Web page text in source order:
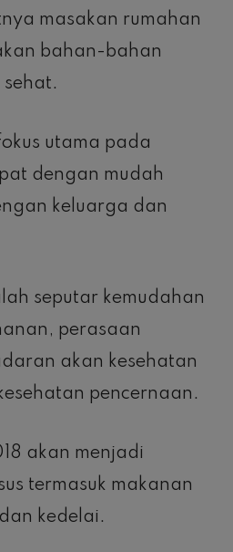
masakan rumahan
bahan-bahan
utama pada
dengan mudah
keluarga dan
seputar kemudahan
perasaan
akan kesehatan
pencernaan.
akan menjadi
termasuk makanan
kedelai.